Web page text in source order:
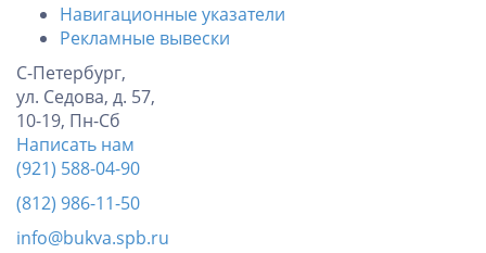
Навигационные указатели
Рекламные вывески
С-Петербург,
ул. Седова, д. 57,
10-19, Пн-Сб
Написать нам
(921) 588-04-90
(812) 986-11-50
info@bukva.spb.ru